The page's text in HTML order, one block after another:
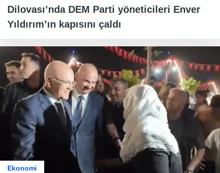
Dilovası’nda DEM Parti yöneticileri Enver
Yıldırım’ın kapısını çaldı
Ekonomi